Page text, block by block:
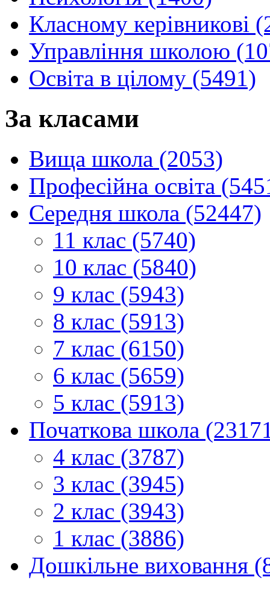
Класному керівникові
Управління школою
Освіта в цілому (5491)
За класами
Вища школа (2053)
Професійна освіта
Середня школа (52447)
11 клас (5740)
10 клас (5840)
9 клас (5943)
8 клас (5913)
7 клас (6150)
6 клас (5659)
5 клас (5913)
Початкова школа
4 клас (3787)
3 клас (3945)
2 клас (3943)
1 клас (3886)
Дошкільне виховання